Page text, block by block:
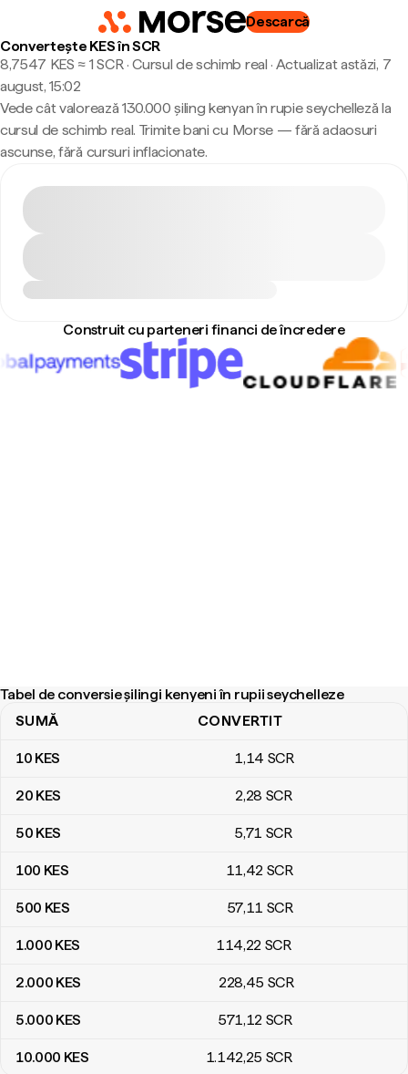
Descarcă
Convertește KES în SCR
8,7547 KES ≈ 1 SCR · Cursul de schimb real · Actualizat astăzi, 7
august, 15:02
Vede cât valorează 130.000 șiling kenyan în rupie seychelleză la
cursul de schimb real. Trimite bani cu Morse — fără adaosuri
ascunse, fără cursuri inflacionate.
Construit cu parteneri financi de încredere
Tabel de conversie șilingi kenyeni în rupii seychelleze
Tabel de conversie șilingi kenyeni în rupii seychelleze
SUMĂ CONVERTIT
10 KES 1,14 SCR
20 KES 2,28 SCR
50 KES 5,71 SCR
100 KES 11,42 SCR
500 KES 57,11 SCR
1.000 KES 114,22 SCR
2.000 KES 228,45 SCR
5.000 KES 571,12 SCR
10.000 KES 1.142,25 SCR